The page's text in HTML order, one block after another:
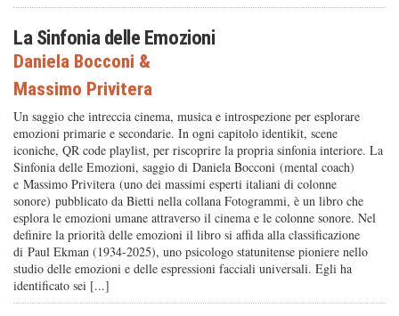
La Sinfonia delle Emozioni
Daniela Bocconi &
Massimo Privitera
Un saggio che intreccia cinema, musica e introspezione per esplorare
emozioni primarie e secondarie. In ogni capitolo identikit, scene
iconiche, QR code playlist, per riscoprire la propria sinfonia interiore. La
Sinfonia delle Emozioni, saggio di Daniela Bocconi (mental coach)
e Massimo Privitera (uno dei massimi esperti italiani di colonne
sonore) pubblicato da Bietti nella collana Fotogrammi, è un libro che
esplora le emozioni umane attraverso il cinema e le colonne sonore. Nel
definire la priorità delle emozioni il libro si affida alla classificazione
di Paul Ekman (1934-2025), uno psicologo statunitense pioniere nello
studio delle emozioni e delle espressioni facciali universali. Egli ha
identificato sei [...]